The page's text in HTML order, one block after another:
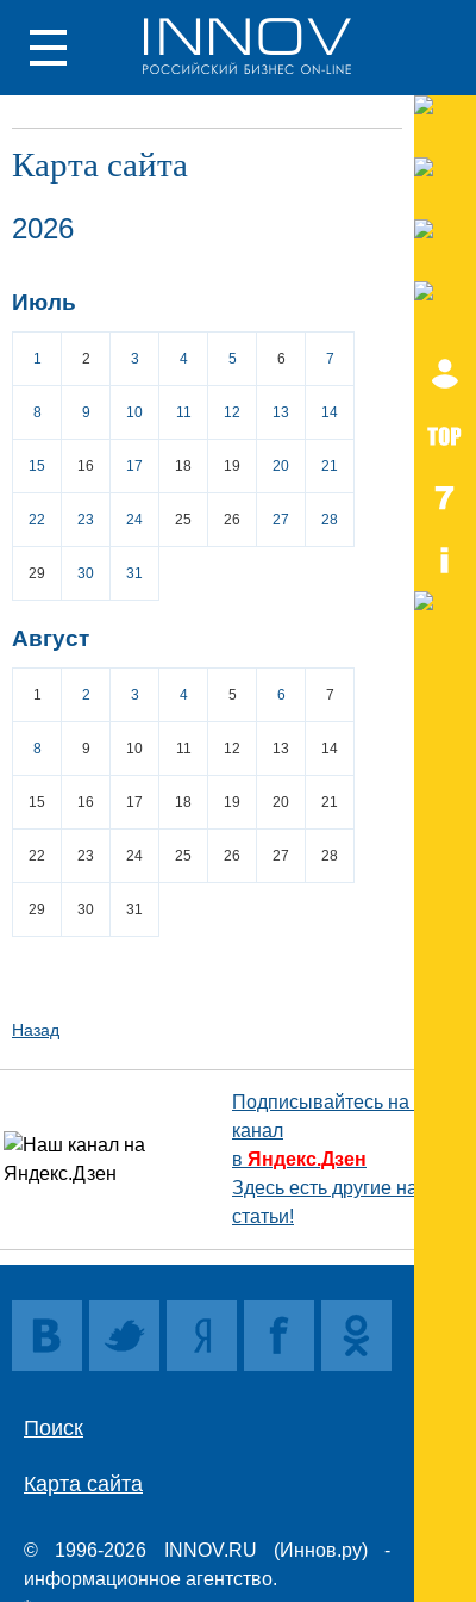
Карта сайта
2026
Июль
1 2 3 4 5 6 7
8 9 10 11 12 13 14
15 16 17 18 19 20 21
22 23 24 25 26 27 28
29 30 31
Август
1 2 3 4 5 6 7
8 9 10 11 12 13 14
15 16 17 18 19 20 21
22 23 24 25 26 27 28
29 30 31
Назад
Подписывайтесь на наш
канал
в Яндекс.Дзен
Здесь есть другие наши
статьи!
Поиск
Карта сайта
© 1996-2026 INNOV.RU (Иннов.ру) -
информационное агентство.